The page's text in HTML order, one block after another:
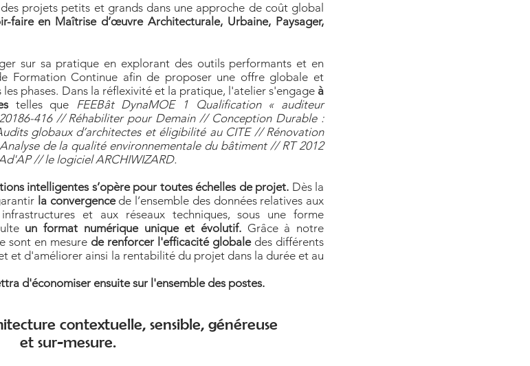
projets petits et grands dans une approche de coût global
faire en Maîtrise d’œuvre Architecturale, Urbaine, Paysager,
sur sa pratique en explorant des outils performants et en
Formation Continue afin de proposer une offre globale et
phases. Dans la réflexivité et la pratique, l'atelier s'engage à
telles que FEEBât DynaMOE 1 Qualification « auditeur
416 // Réhabiliter pour Demain // Conception Durable :
globaux d’architectes et éligibilité au CITE // Rénovation
de la qualité environnementale du bâtiment // RT 2012
// le logiciel ARCHIWIZARD.
intelligentes s’opère pour toutes échelles de projet. Dès la
la convergencede l’ensemble des données relatives aux
et aux réseaux techniques, sous une forme
un format numérique unique et évolutif.Grâce à notre
sont en mesure de renforcer l'efficacité globaledes différents
et d'améliorer ainsi la rentabilité du projet dans la durée et au
d'économiser ensuite sur l'ensemble des postes.
contextuelle, sensible, généreuse
et sur-mesure.